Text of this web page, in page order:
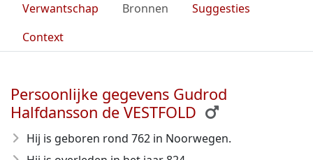
Verwantschap
Bronnen
Suggesties
Context
Persoonlijke gegevens Gudrod
Halfdansson de VESTFOLD
Hij is geboren rond 762 in Noorwegen.